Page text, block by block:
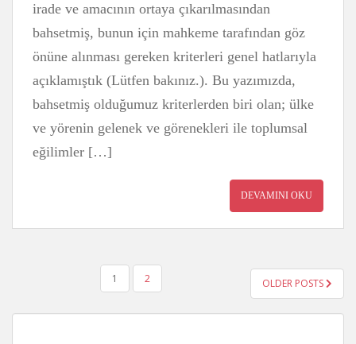
irade ve amacının ortaya çıkarılmasından
bahsetmiş, bunun için mahkeme tarafından göz
önüne alınması gereken kriterleri genel hatlarıyla
açıklamıştık (Lütfen bakınız.). Bu yazımızda,
bahsetmiş olduğumuz kriterlerden biri olan; ülke
ve yörenin gelenek ve görenekleri ile toplumsal
eğilimler […]
DEVAMINI OKU
GEZINMESI
1 2 OLDER POSTS